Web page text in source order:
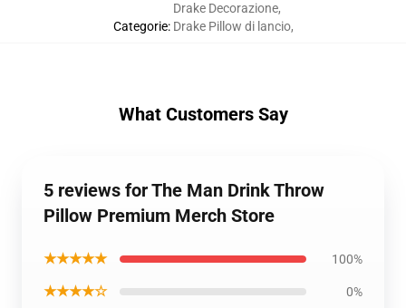
Categorie:
Drake Decorazione,
Drake Pillow di lancio,
What Customers Say
5 reviews for The Man Drink Throw
Pillow Premium Merch Store
★★★★★ 100%
★★★★☆ 0%